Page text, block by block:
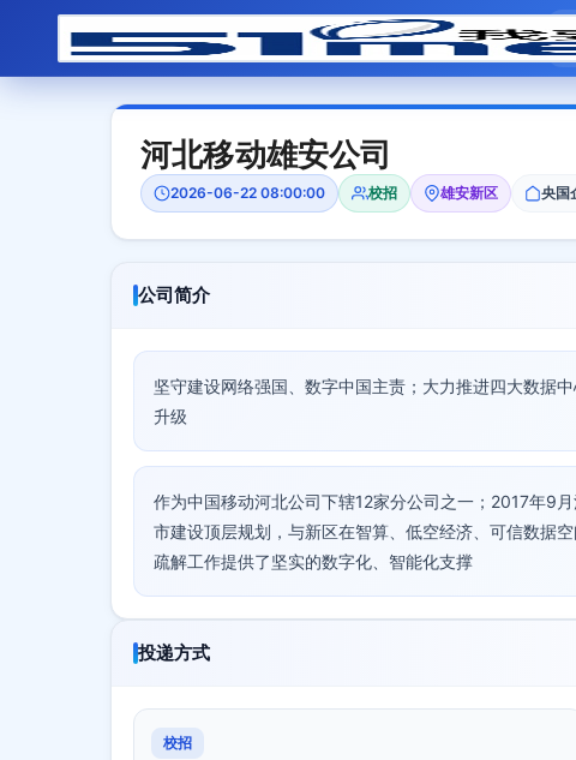
河北移动雄安公司
2026-06-22 08:00:00 校招 雄安新区 央国
公司简介
坚守建设网络强国、数字中国主责；大力推进四大数据
升级
作为中国移动河北公司下辖12家分公司之一；2017年9
市建设顶层规划，与新区在智算、低空经济、可信数据
疏解工作提供了坚实的数字化、智能化支撑
投递方式
校招